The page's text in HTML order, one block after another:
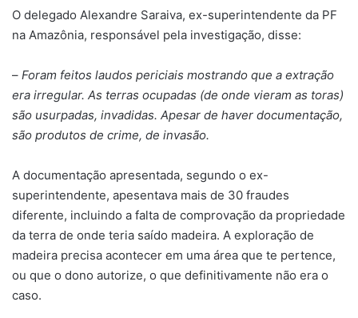
O delegado Alexandre Saraiva, ex-superintendente da PF
na Amazônia, responsável pela investigação, disse:
– Foram feitos laudos periciais mostrando que a extração
era irregular. As terras ocupadas (de onde vieram as toras)
são usurpadas, invadidas. Apesar de haver documentação,
são produtos de crime, de invasão.
A documentação apresentada, segundo o ex-
superintendente, apesentava mais de 30 fraudes
diferente, incluindo a falta de comprovação da propriedade
da terra de onde teria saído madeira. A exploração de
madeira precisa acontecer em uma área que te pertence,
ou que o dono autorize, o que definitivamente não era o
caso.